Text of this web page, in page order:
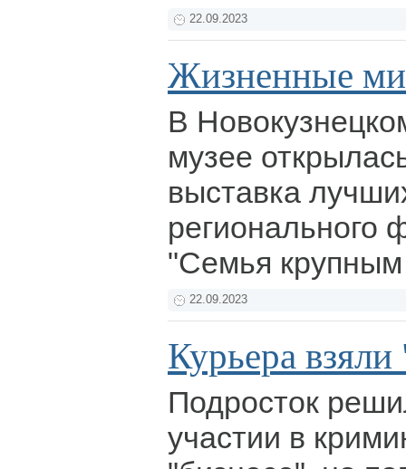
22.09.2023
Жизненные
В
музее
выставка
регионального
"Семья
22.09.2023
Курьера
Подросток
участии в